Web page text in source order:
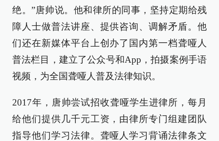
绝。”唐帅说。他和律所的同事，坚持定期给残
障人士做普法讲座、提供咨询、调解矛盾。他
们还在新媒体平台上创办了国内第一档聋哑人
普法栏目，建立了公众号和App，拍摄案例手语
视频，为全国聋哑人普及法律知识。
2017年，唐帅尝试招收聋哑学生进律所，每月
给他们提供几千元工资，由律所专门组建团队
指导他们学习法律。聋哑人学习背诵法律条文